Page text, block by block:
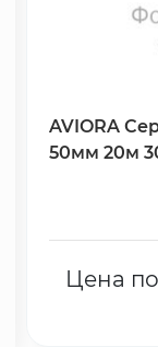
AVIORA
50мм 20м
Цена